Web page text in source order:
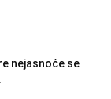
nejasnoće se